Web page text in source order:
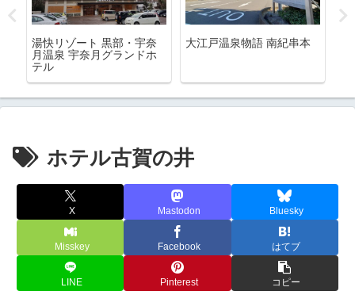
湯快リゾート 黒部・宇奈
月温泉 宇奈月グランドホ
テル
大江戸温泉物語 南紀串本
ホテル古賀の井
X Mastodon Bluesky
Misskey Facebook はてブ
LINE Pinterest コピー